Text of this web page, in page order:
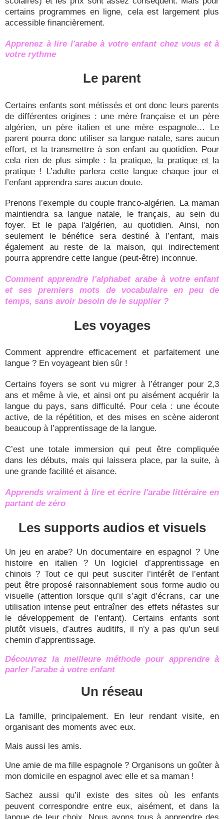
certains programmes en ligne, cela est largement plus
accessible financièrement.
Apprenez à lire l'arabe à votre enfant chez vous et à
votre rythme
Le parent
Certains enfants sont métissés et ont donc leurs parents
de différentes origines : une mère française et un père
algérien, un père italien et une mère espagnole…
Le
parent pourra donc utiliser sa langue natale, sans aucun
effort, et la transmettre à son enfant au quotidien. Pour
cela rien de plus simple : la pratique, la pratique et la
pratique ! L’adulte parlera cette langue chaque jour et
l’enfant apprendra sans aucun doute.
Prenons l’exemple du couple franco-algérien. La maman
maintiendra sa langue natale, le français, au sein du
foyer. Et le papa l'algérien, au quotidien. Ainsi, non
seulement le bénéfice sera destiné à l’enfant, mais
également au reste de la maison, qui indirectement
pourra apprendre cette langue (peut-être) inconnue.
Comment apprendre l'alphabet arabe à votre enfant
et ses premiers mots de vocabulaire en peu de
temps, sans avoir besoin de le supplier ?
Les voyages
Comment apprendre efficacement et parfaitement une
langue ? En voyageant bien sûr !
Certains foyers se sont vu migrer à l’étranger pour 2,3
ans et même à vie, et ainsi ont pu aisément acquérir la
langue du pays, sans difficulté. Pour cela : une écoute
active, de la répétition, et des mises en scène aideront
beaucoup à l’apprentissage de la langue.
C’est une totale immersion qui peut être compliquée
dans les débuts, mais qui laissera place, par la suite, à
une grande facilité et aisance.
Apprends vraiment à lire et écrire l'arabe littéraire en
partant de zéro
Les supports audios et visuels
Un jeu en arabe? Un documentaire en espagnol ? Une
histoire en italien ? Un logiciel d’apprentissage en
chinois ? Tout ce qui peut susciter l’intérêt de l’enfant
peut être proposé raisonnablement sous forme audio ou
visuelle (attention lorsque qu’il s’agit d’écrans, car une
utilisation intense peut entraîner des effets néfastes sur
le développement de l’enfant). Certains enfants sont
plutôt visuels, d’autres auditifs, il n’y a pas qu’un seul
chemin d’apprentissage.
Découvrez la meilleure méthode pour apprendre à
parler l'arabe à votre enfant
Un réseau
La famille, principalement. En leur rendant visite, en
organisant des moments avec eux.
Mais aussi les amis.
Une amie de ma fille espagnole ? Organisons un goûter à
mon domicile en espagnol avec elle et sa maman !
Sachez aussi qu’il existe des sites où les enfants
peuvent correspondre entre eux, aisément, et dans la